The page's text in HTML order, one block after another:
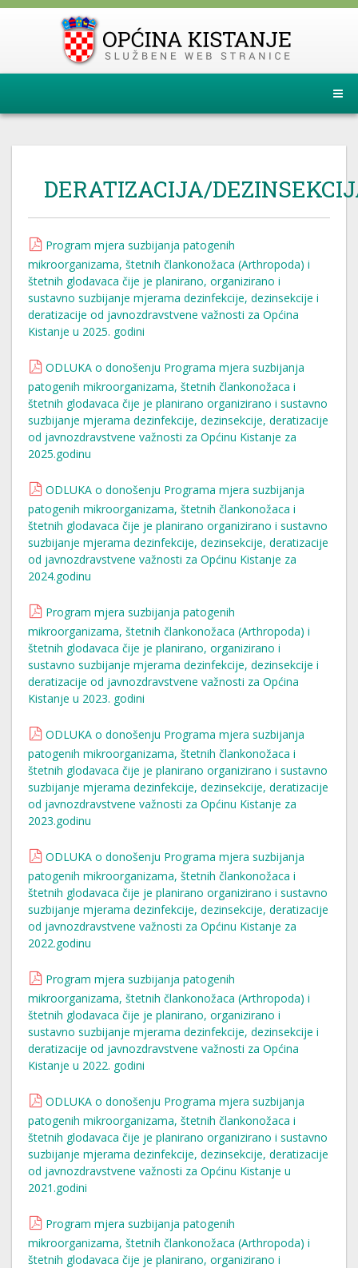
DERATIZACIJA/
Program mjera suzbijanja patogenih
mikroorganizama, štetnih člankonožaca (Arthropoda) i
štetnih glodavaca čije je planirano, organizirano i
sustavno suzbijanje mjerama dezinfekcije, dezinsekcije i
deratizacije od javnozdravstvene važnosti za Općina
Kistanje u 2025. godini
ODLUKA o donošenju Programa mjera suzbijanja
patogenih mikroorganizama, štetnih člankonožaca i
štetnih glodavaca čije je planirano organizirano i sustavno
suzbijanje mjerama dezinfekcije, dezinsekcije, deratizacije
od javnozdravstvene važnosti za Općinu Kistanje za
2025.godinu
ODLUKA o donošenju Programa mjera suzbijanja
patogenih mikroorganizama, štetnih člankonožaca i
štetnih glodavaca čije je planirano organizirano i sustavno
suzbijanje mjerama dezinfekcije, dezinsekcije, deratizacije
od javnozdravstvene važnosti za Općinu Kistanje za
2024.godinu
Program mjera suzbijanja patogenih
mikroorganizama, štetnih člankonožaca (Arthropoda) i
štetnih glodavaca čije je planirano, organizirano i
sustavno suzbijanje mjerama dezinfekcije, dezinsekcije i
deratizacije od javnozdravstvene važnosti za Općina
Kistanje u 2023. godini
ODLUKA o donošenju Programa mjera suzbijanja
patogenih mikroorganizama, štetnih člankonožaca i
štetnih glodavaca čije je planirano organizirano i sustavno
suzbijanje mjerama dezinfekcije, dezinsekcije, deratizacije
od javnozdravstvene važnosti za Općinu Kistanje za
2023.godinu
ODLUKA o donošenju Programa mjera suzbijanja
patogenih mikroorganizama, štetnih člankonožaca i
štetnih glodavaca čije je planirano organizirano i sustavno
suzbijanje mjerama dezinfekcije, dezinsekcije, deratizacije
od javnozdravstvene važnosti za Općinu Kistanje za
2022.godinu
Program mjera suzbijanja patogenih
mikroorganizama, štetnih člankonožaca (Arthropoda) i
štetnih glodavaca čije je planirano, organizirano i
sustavno suzbijanje mjerama dezinfekcije, dezinsekcije i
deratizacije od javnozdravstvene važnosti za Općina
Kistanje u 2022. godini
ODLUKA o donošenju Programa mjera suzbijanja
patogenih mikroorganizama, štetnih člankonožaca i
štetnih glodavaca čije je planirano organizirano i sustavno
suzbijanje mjerama dezinfekcije, dezinsekcije, deratizacije
od javnozdravstvene važnosti za Općinu Kistanje u
2021.godini
Program mjera suzbijanja patogenih
mikroorganizama, štetnih člankonožaca (Arthropoda) i
štetnih glodavaca čije je planirano, organizirano i